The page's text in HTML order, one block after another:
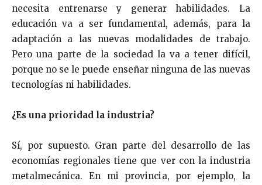
necesita entrenarse y generar habilidades. La
educación va a ser fundamental, además, para la
adaptación a las nuevas modalidades de trabajo.
Pero una parte de la sociedad la va a tener difícil,
porque no se le puede enseñar ninguna de las nuevas
tecnologías ni habilidades.
¿Es una prioridad la industria?
Sí, por supuesto. Gran parte del desarrollo de las
economías regionales tiene que ver con la industria
metalmecánica. En mi provincia, por ejemplo, la